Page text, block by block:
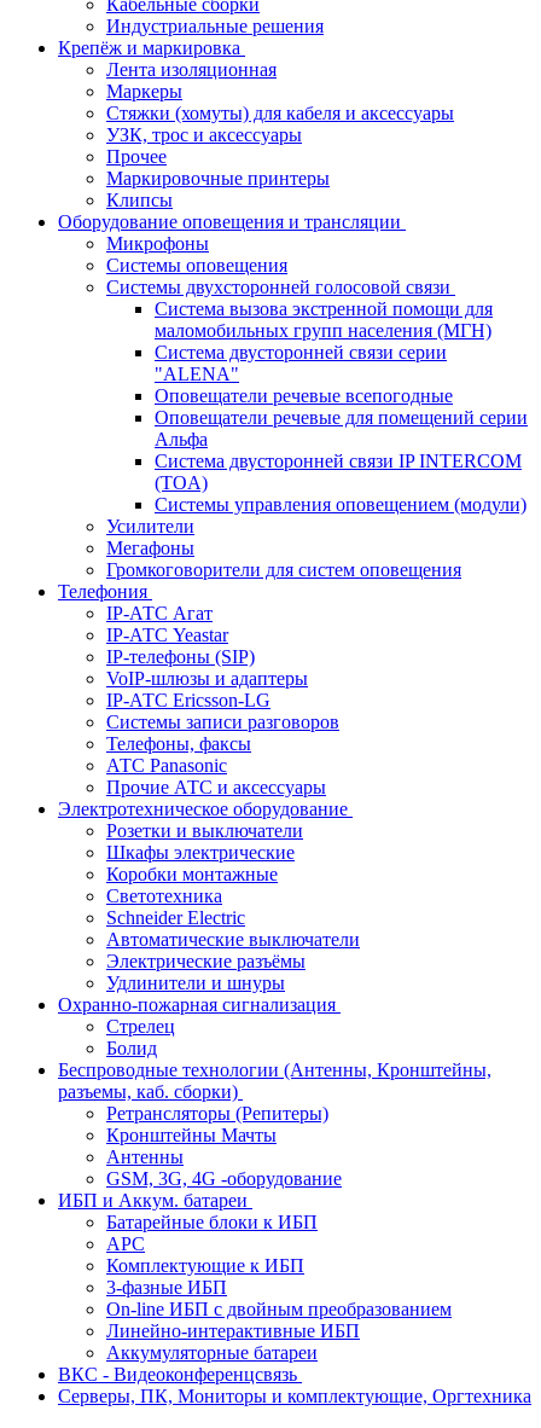
Кабельные сборки
Индустриальные решения
Крепёж и маркировка
Лента изоляционная
Маркеры
Стяжки (хомуты) для кабеля и аксессуары
УЗК, трос и аксессуары
Прочее
Маркировочные принтеры
Клипсы
Оборудование оповещения и трансляции
Микрофоны
Системы оповещения
Системы двухсторонней голосовой связи
Система вызова экстренной помощи для
маломобильных групп населения (МГН)
Система двусторонней связи серии
"ALENA"
Оповещатели речевые всепогодные
Оповещатели речевые для помещений серии
Альфа
Система двусторонней связи IP INTERCOM
(TOA)
Системы управления оповещением (модули)
Усилители
Мегафоны
Громкоговорители для систем оповещения
Телефония
IP-АТС Агат
IP-АТС Yeastar
IP-телефоны (SIP)
VoIP-шлюзы и адаптеры
IP-АТС Ericsson-LG
Системы записи разговоров
Телефоны, факсы
АТС Panasonic
Прочие АТС и аксессуары
Электротехническое оборудование
Розетки и выключатели
Шкафы электрические
Коробки монтажные
Светотехника
Schneider Electric
Автоматические выключатели
Электрические разъёмы
Удлинители и шнуры
Охранно-пожарная сигнализация
Стрелец
Болид
Беспроводные технологии (Антенны, Кронштейны,
разъемы, каб. сборки)
Ретрансляторы (Репитеры)
Кронштейны Мачты
Антенны
GSM, 3G, 4G -оборудование
ИБП и Аккум. батареи
Батарейные блоки к ИБП
APC
Комплектующие к ИБП
3-фазные ИБП
On-line ИБП с двойным преобразованием
Линейно-интерактивные ИБП
Аккумуляторные батареи
ВКС - Видеоконференцсвязь
Серверы, ПК, Мониторы и комплектующие, Оргтехника